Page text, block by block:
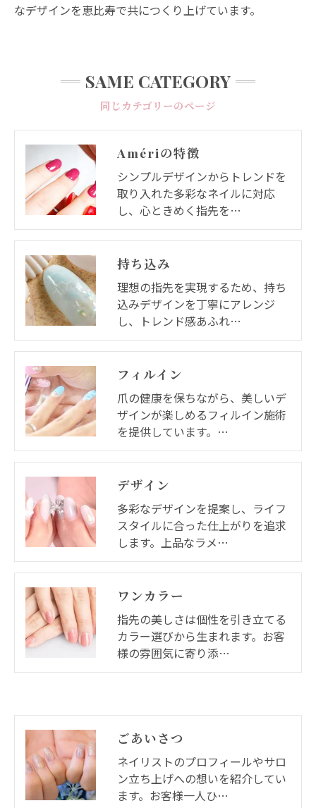
なデザインを恵比寿で共につくり上げています。
同じカテゴリーのページ
SAME CATEGORY
Amériの特徴
シンプルデザインからトレンドを
取り入れた多彩なネイルに対応
し、心ときめく指先を…
持ち込み
理想の指先を実現するため、持ち
込みデザインを丁寧にアレンジ
し、トレンド感あふれ…
フィルイン
爪の健康を保ちながら、美しいデ
ザインが楽しめるフィルイン施術
を提供しています。…
デザイン
多彩なデザインを提案し、ライフ
スタイルに合った仕上がりを追求
します。上品なラメ…
ワンカラー
指先の美しさは個性を引き立てる
カラー選びから生まれます。お客
様の雰囲気に寄り添…
ごあいさつ
ネイリストのプロフィールやサロ
ン立ち上げへの想いを紹介してい
ます。お客様一人ひ…